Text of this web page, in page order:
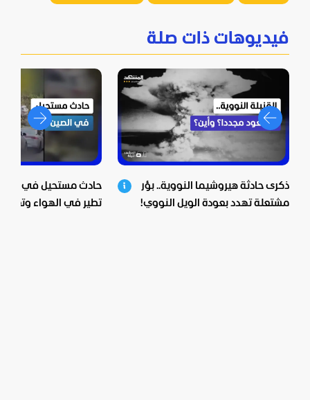
فيديوهات ذات صلة
ذكرى حادثة هيروشيما النووية.. بؤر
مشتعلة تهدد بعودة الويل النووي!
حادث مستحيل في
تطير في الهواء